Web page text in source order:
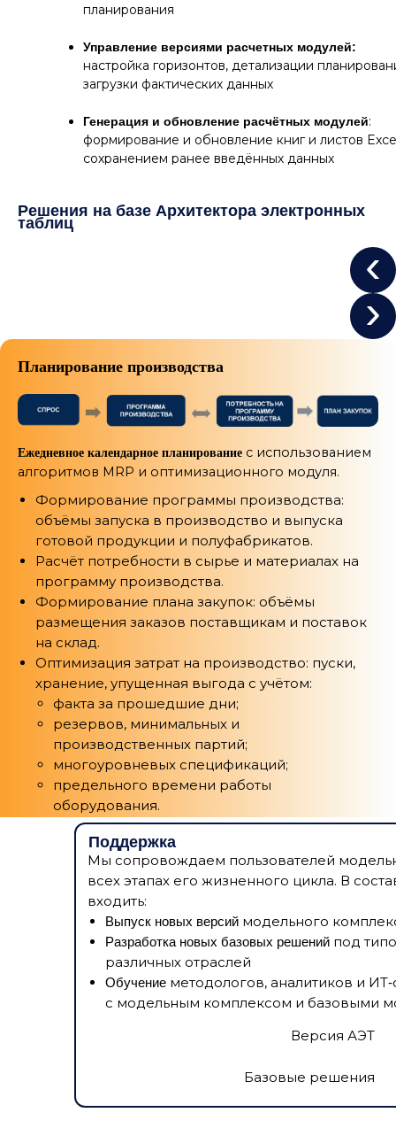
планирования
Управление версиями расчетных модулей:
настройка горизонтов, детализации
загрузки фактических данных
Генерация и обновление расчётных модулей:
формирование и обновление книг и листов
сохранением ранее введённых данных
Решения на базе Архитектора электронных
таблиц
‹
Планирование производства
Ежедневное календарное планирование с использованием
алгоритмов MRP и оптимизационного модуля.
Формирование программы производства:
объёмы запуска в производство и выпуска
готовой продукции и полуфабрикатов.
Расчёт потребности в сырье и материалах на
программу производства.
Формирование плана закупок: объёмы
размещения заказов поставщикам и поставок
на склад.
Оптимизация затрат на производство: пуски,
хранение, упущенная выгода с учётом:
факта за прошедшие дни;
резервов, минимальных и
производственных партий;
многоуровневых спецификаций;
предельного времени работы
оборудования.
Управление сценариями расчётов и
сравнительный анализ вариантов.
Скачать базовое решение Презентация решения
Подробнее
заказ поставщику, перемещение, потери и
хранение продукции;
движение автотранспорта;
с учётом факта за прошедшие дни,
резервов, закупочных партий, длительности
поставки, стоимости хранения и потерь от
дефицита, расстояний, параметров
автопарка и др.
›
Мы сопровождаем пользователей
всех этапах его жизненного цикла. В
входить:
Выпуск новых версий модельного
Разработка новых базовых решений под
различных отраслей
Обучение методологов, аналитиков и
с модельным комплексом и базовыми
Поддержка
Версия АЭТ
Базовые решения